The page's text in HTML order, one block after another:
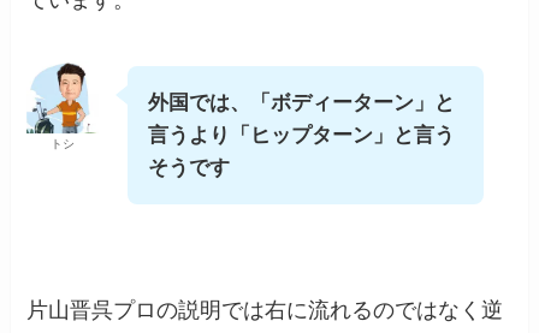
トシ
外国では、「ボディーターン」と
言うより「ヒップターン」と言う
そうです
片山晋呉プロの説明では右に流れるのではなく逆